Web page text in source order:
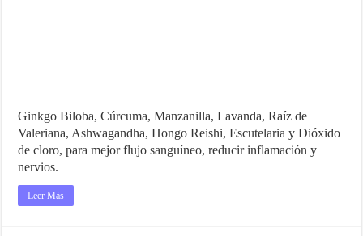
Ginkgo Biloba, Cúrcuma, Manzanilla, Lavanda, Raíz de
Valeriana, Ashwagandha, Hongo Reishi, Escutelaria y Dióxido
de cloro, para mejor flujo sanguíneo, reducir inflamación y
nervios.
Leer Más